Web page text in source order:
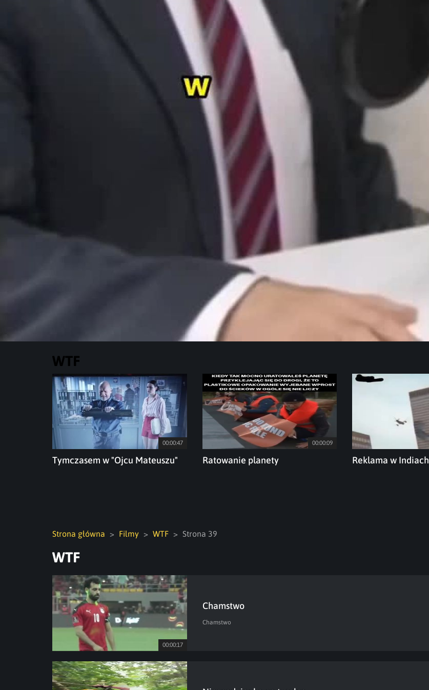
WTF
Najwyższa forma sabotażu
00:00:34
00:00:47
Tymczasem w "Ojcu Mateuszu"
00:00:09
Ratowanie planety Reklama w Indiach
Strona główna Filmy WTF Strona 39
WTF
00:00:17
Chamstwo
Chamstwo